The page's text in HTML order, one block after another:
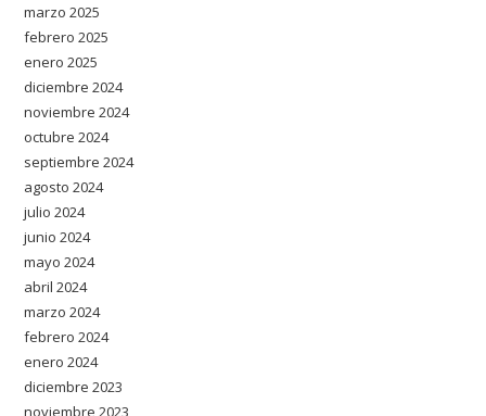
marzo 2025
febrero 2025
enero 2025
diciembre 2024
noviembre 2024
octubre 2024
septiembre 2024
agosto 2024
julio 2024
junio 2024
mayo 2024
abril 2024
marzo 2024
febrero 2024
enero 2024
diciembre 2023
noviembre 2023